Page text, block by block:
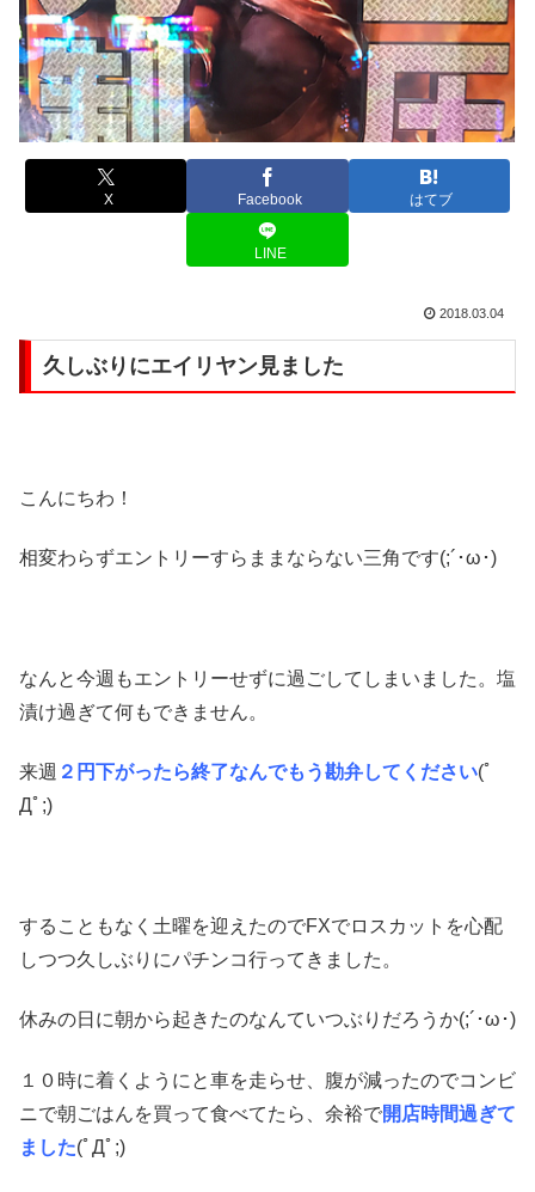
X Facebook はてブ
LINE
2018.03.04
久しぶりにエイリヤン見ました
こんにちわ！
相変わらずエントリーすらままならない三角です(;´･ω･)
なんと今週もエントリーせずに過ごしてしまいました。塩
漬け過ぎて何もできません。
来週 ２円下がったら終了なんでもう勘弁してください(ﾟ
Дﾟ;)
することもなく土曜を迎えたのでFXでロスカットを心配
しつつ久しぶりにパチンコ行ってきました。
休みの日に朝から起きたのなんていつぶりだろうか(;´･ω･)
１０時に着くようにと車を走らせ、腹が減ったのでコンビ
ニで朝ごはんを買って食べてたら、余裕で開店時間過ぎて
ました(ﾟДﾟ;)